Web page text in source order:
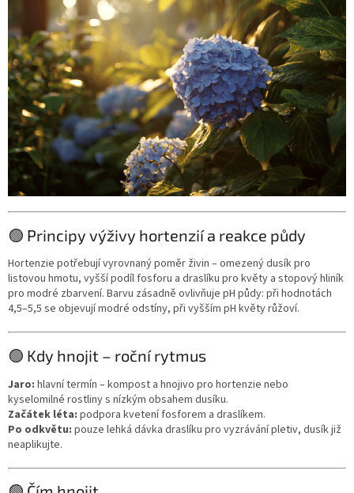
🟢 Principy výživy hortenzií a reakce půdy
Hortenzie potřebují vyrovnaný poměr živin – omezený dusík pro
listovou hmotu, vyšší podíl fosforu a draslíku pro květy a stopový hliník
pro modré zbarvení. Barvu zásadně ovlivňuje pH půdy: při hodnotách
4,5–5,5 se objevují modré odstíny, při vyšším pH květy růžoví.
🟢 Kdy hnojit – roční rytmus
Jaro: hlavní termín – kompost a hnojivo pro hortenzie nebo
kyselomilné rostliny s nízkým obsahem dusíku.
Začátek léta: podpora kvetení fosforem a draslíkem.
Po odkvětu: pouze lehká dávka draslíku pro vyzrávání pletiv, dusík již
neaplikujte.